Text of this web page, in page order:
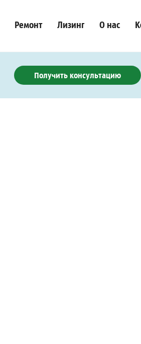
Ремонт Лизинг О нас
Получить консультацию